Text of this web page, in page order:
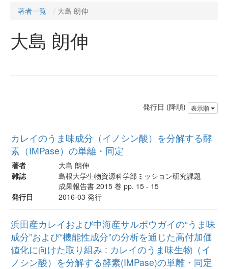
著者一覧 大島 朗伸
大島 朗伸
発行日 (降順) 表示順
カレイのうま味成分（イノシン酸）を分解する酵
素（IMPase）の単離・同定
著者
大島 朗伸
雑誌
島根大学生物資源科学部ミッション研究課題
成果報告書 2015 巻 pp. 15 - 15
発行日
2016-03 発行
浜田産カレイおよび中海産サルボウガイの“うま味
成分”および“機能性成分”の分析を通じた高付加価
値化に向けた取り組み : カレイのうま味生物（イ
ノシン酸）を分解する酵素(IMPase)の単離・同定